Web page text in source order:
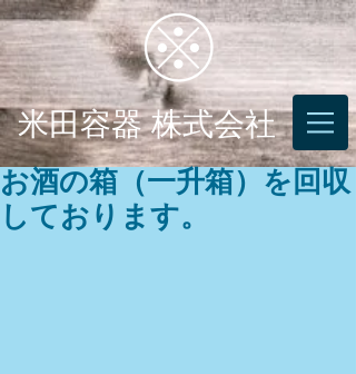
米田容器 株式会社
お酒の箱（一升箱）を回収
しております。